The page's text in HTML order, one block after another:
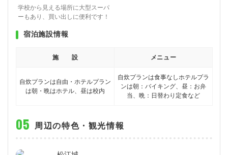
学校から見える場所に大型スーパ
ーもあり、買い出しに便利です！
宿泊施設情報
施 設
自炊プランは自由・ホテルプラン
は朝・晩はホテル、昼は校内
メニュー
自炊プランは食事なしホテルプラ
ンは朝：バイキング、昼：お弁
当、晩：日替わり定食など
周辺の特色・観光情報